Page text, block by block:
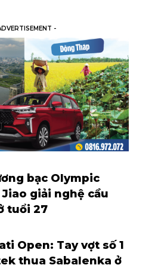
-
bạc Olympic
giải nghệ cầu
tuổi 27
Open: Tay vợt số 1
thua Sabalenka ở